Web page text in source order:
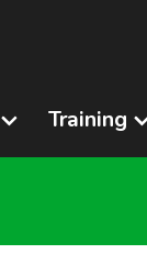
Training